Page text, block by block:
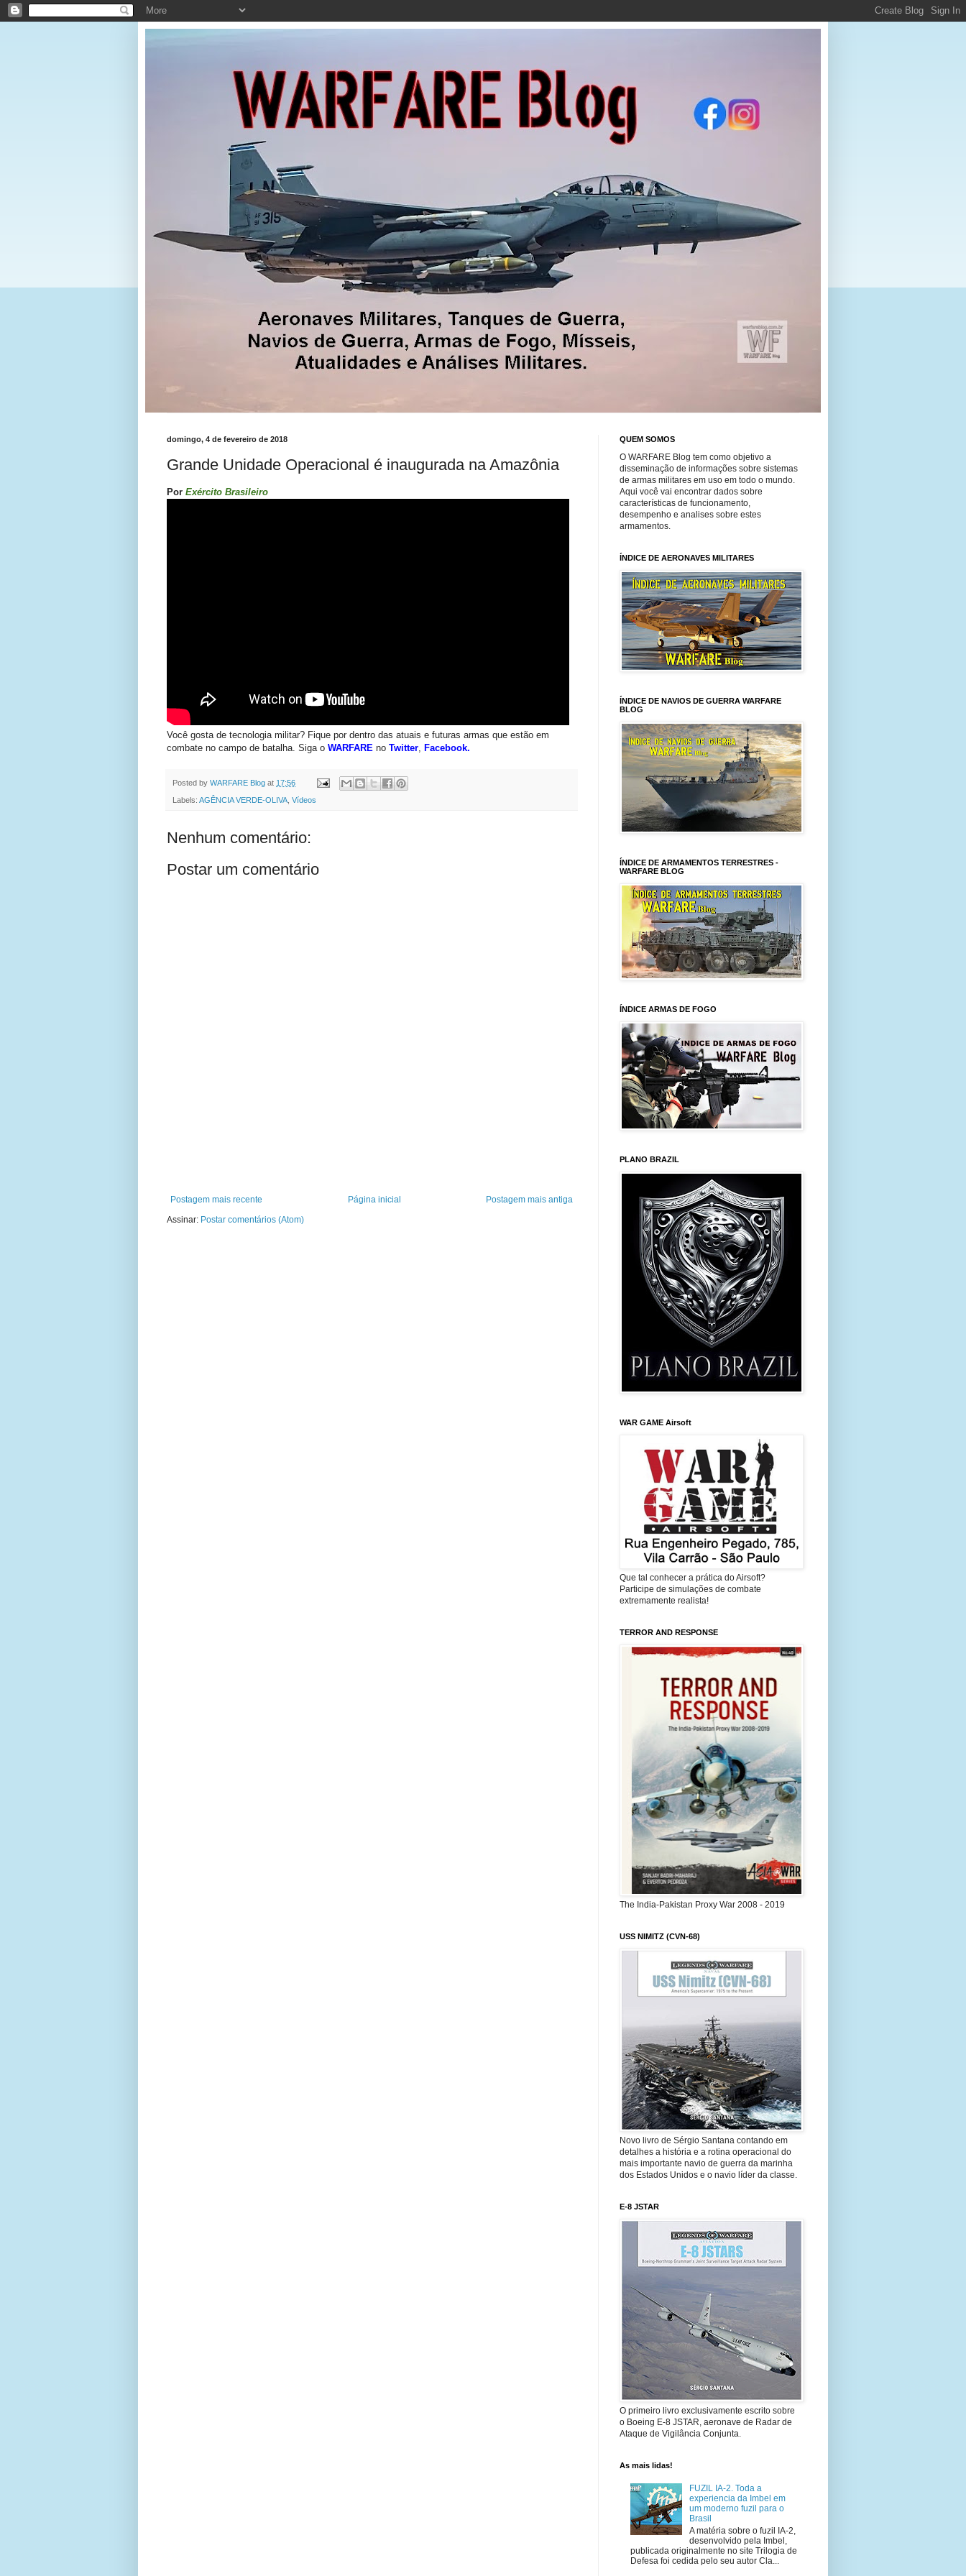
domingo, 4 de fevereiro de 2018
Grande Unidade Operacional é inaugurada na Amazônia
Por Exército Brasileiro
Você gosta de tecnologia militar? Fique por dentro das atuais e futuras armas que estão em
combate no campo de batalha. Siga o WARFARE no Twitter Facebook.
Posted by WARFARE Blog at 17:56
Labels: AGÊNCIA VERDE-OLIVA Vídeos
Nenhum comentário:
Postar um comentário
Postagem mais recente Postagem mais antiga
Página inicial
Assinar: Postar comentários (Atom)
QUEM SOMOS
O WARFARE Blog tem como objetivo a
disseminação de informações sobre sistemas
de armas militares em uso em todo o mundo.
Aqui você vai encontrar dados sobre
características de funcionamento,
desempenho e analises sobre estes
armamentos.
ÍNDICE DE AERONAVES MILITARES
ÍNDICE DE NAVIOS DE GUERRA WARFARE
BLOG
ÍNDICE DE ARMAMENTOS TERRESTRES -
WARFARE BLOG
ÍNDICE ARMAS DE FOGO
PLANO BRAZIL
WAR GAME Airsoft
Que tal conhecer a prática do Airsoft?
Participe de simulações de combate
extremamente realista!
TERROR AND RESPONSE
The India-Pakistan Proxy War 2008 - 2019
USS NIMITZ (CVN-68)
Novo livro de Sérgio Santana contando em
detalhes a história e a rotina operacional do
mais importante navio de guerra da marinha
dos Estados Unidos e o navio líder da classe.
E-8 JSTAR
O primeiro livro exclusivamente escrito sobre
o Boeing E-8 JSTAR, aeronave de Radar de
Ataque de Vigilância Conjunta.
As mais lidas!
FUZIL IA-2. Toda a
experiencia da Imbel em
um moderno fuzil para o
Brasil
A matéria sobre o fuzil IA-2,
desenvolvido pela Imbel,
publicada originalmente no site Trilogia de
Defesa foi cedida pelo seu autor Cla...